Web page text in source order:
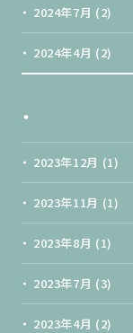
2024年7月 (2)
2024年4月 (2)
2023年12月 (1)
2023年11月 (1)
2023年8月 (1)
2023年7月 (3)
2023年4月 (2)